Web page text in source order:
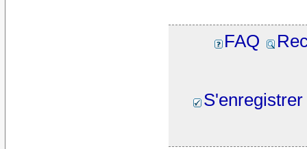
FAQ
S'enregistrer